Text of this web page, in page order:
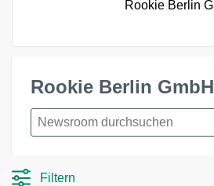
Rookie Berlin GmbH
Filtern